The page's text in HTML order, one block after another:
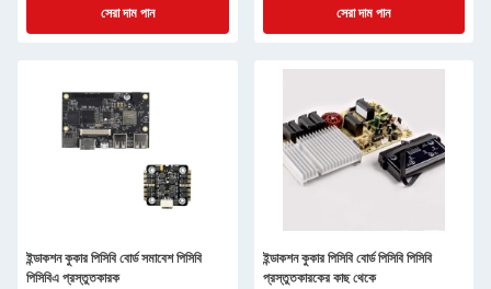
সেরা দাম পান সেরা দাম পান
ইন্ডাকশন কুকার পিসিবি বোর্ড সমাবেশ পিসিবি
পিসিবিএ প্রস্তুতকারক
ইন্ডাকশন কুকার পিসিবি বোর্ড পিসিবি পিসিবি
প্রস্তুতকারকের কাছ থেকে